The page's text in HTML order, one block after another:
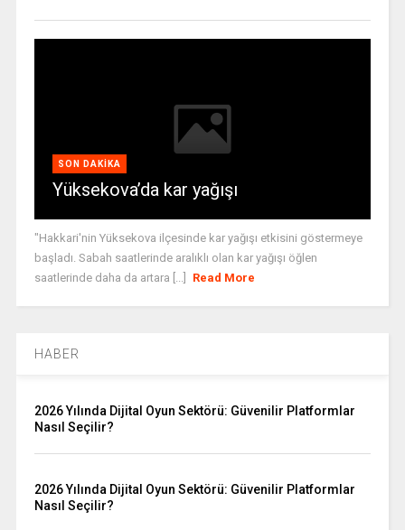
SON DAKIKA
Yüksekova’da kar yağışı
"Hakkari'nin Yüksekova ilçesinde kar yağışı etkisini göstermeye
başladı. Sabah saatlerinde aralıklı olan kar yağışı öğlen
saatlerinde daha da artara [...]
Read More
HABER
2026 Yılında Dijital Oyun Sektörü: Güvenilir Platformlar
Nasıl Seçilir?
2026 Yılında Dijital Oyun Sektörü: Güvenilir Platformlar
Nasıl Seçilir?